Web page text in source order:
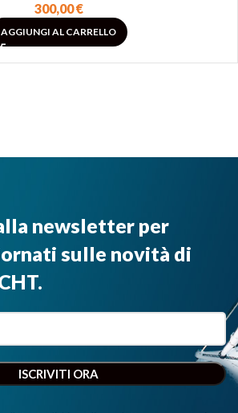
300,00€
AGGIUNGI AL CARRELLO
newsletter per
sulle novità di